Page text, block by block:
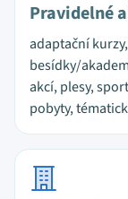
Pravidelné
adaptační
besídky/
akcí, plesy,
pobyty,